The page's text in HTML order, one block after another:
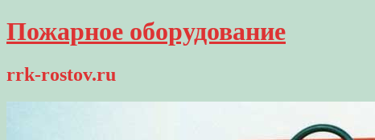
Пожарное оборудование
rrk-rostov.ru